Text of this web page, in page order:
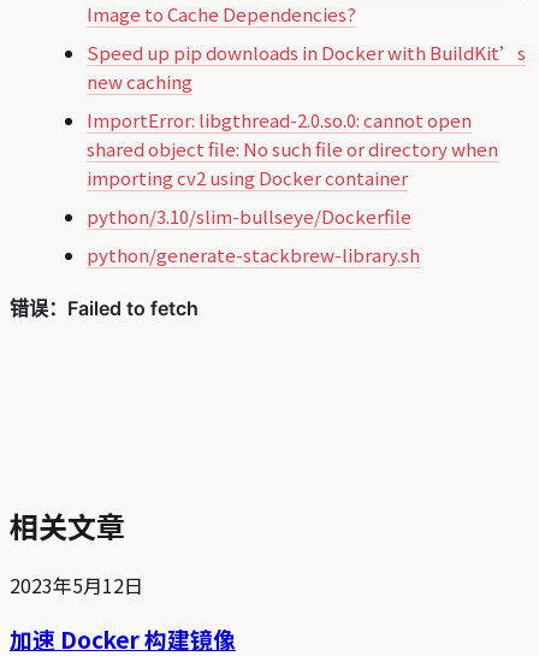
Image to Cache Dependencies?
Speed up pip downloads in Docker with BuildKit’s
new caching
ImportError: libgthread-2.0.so.0: cannot open
shared object file: No such file or directory when
importing cv2 using Docker container
python/3.10/slim-bullseye/Dockerfile
python/generate-stackbrew-library.sh
相关文章
2023年5月12日
加速 Docker 构建镜像